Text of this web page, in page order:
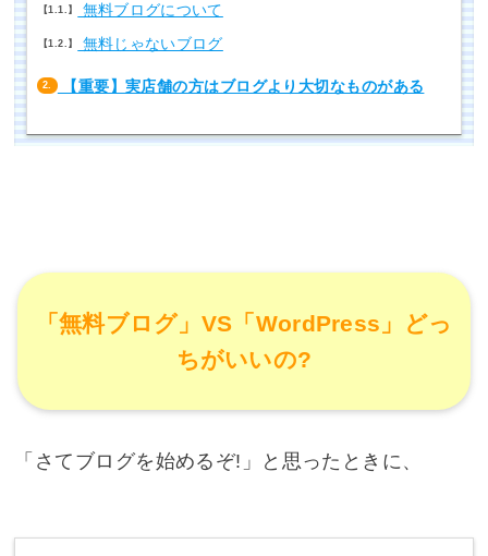
1.1. 無料ブログについて
1.2. 無料じゃないブログ
2. 【重要】実店舗の方はブログより大切なものがある
「無料ブログ」VS「WordPress」どっ
ちがいいの?
「さてブログを始めるぞ!」と思ったときに、